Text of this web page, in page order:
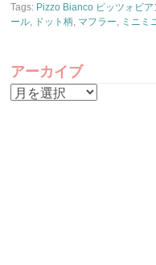
Tags: Pizzo Bianco ピッツォビア
ール
ドット柄 マフラー ミニミ
アーカイブ
ア